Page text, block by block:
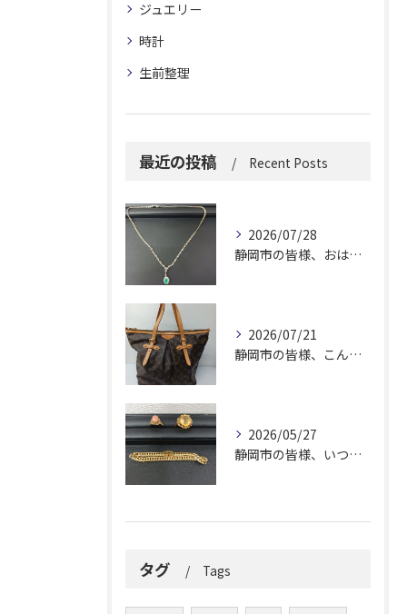
ジュエリー
時計
生前整理
最近の投稿 Recent Posts
2026/07/28
静岡市の皆様、おはようございます。
2026/07/21
静岡市の皆様、こんにちは！
2026/05/27
静岡市の皆様、いつも大変お世話になっております。
タグ Tags